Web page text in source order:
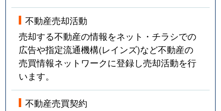
不動産売却活動
売却する不動産の情報をネット・チラシでの
広告や指定流通機構(レインズ)など不動産の
売買情報ネットワークに登録し売却活動を行
います。
不動産売買契約